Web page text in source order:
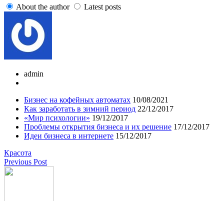
About the author Latest posts
admin
Бизнес на кофейных автоматах 10/08/2021
Как заработать в зимний период 22/12/2017
«Мир психологии» 19/12/2017
Проблемы открытия бизнеса и их решение 17/12/2017
Идеи бизнеса в интернете 15/12/2017
Красота
Previous Post